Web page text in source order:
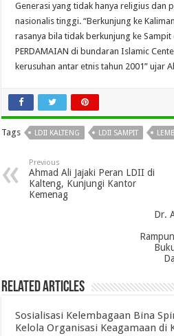
Generasi yang tidak hanya religius dan
nasionalis tinggi. “Berkunjung ke
rasanya bila tidak berkunjung ke
PERDAMAIAN di bundaran Islamic
kerusuhan antar etnis tahun 2001” ujar
Tags LDII KALTENG LDII SAMPIT
Previous
Ahmad Ali Jajaki Peran LDII di
Kalteng, Kunjungi Kantor
Kemenag
Dr.
Related Articles
Sosialisasi Kelembagaan Bina
Kelola Organisasi Keagamaan di